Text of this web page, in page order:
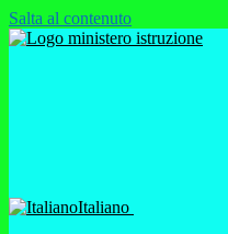
Salta al contenuto
Italiano